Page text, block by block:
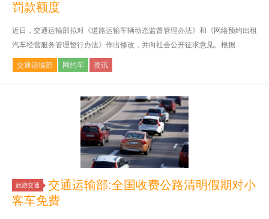
罚款额度
近日，交通运输部拟对《道路运输车辆动态监督管理办法》和《网络预约出租
汽车经营服务管理暂行办法》作出修改，并向社会公开征求意见。根据...
交通运输部 网约车 资讯
旅游交通
交通运输部:全国收费公路清明假期对小
客车免费